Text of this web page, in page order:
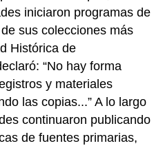
iniciaron programas de
sus colecciones más
Histórica de
“No hay forma
y materiales
las copias...” A lo largo
continuaron publicando
de fuentes primarias,